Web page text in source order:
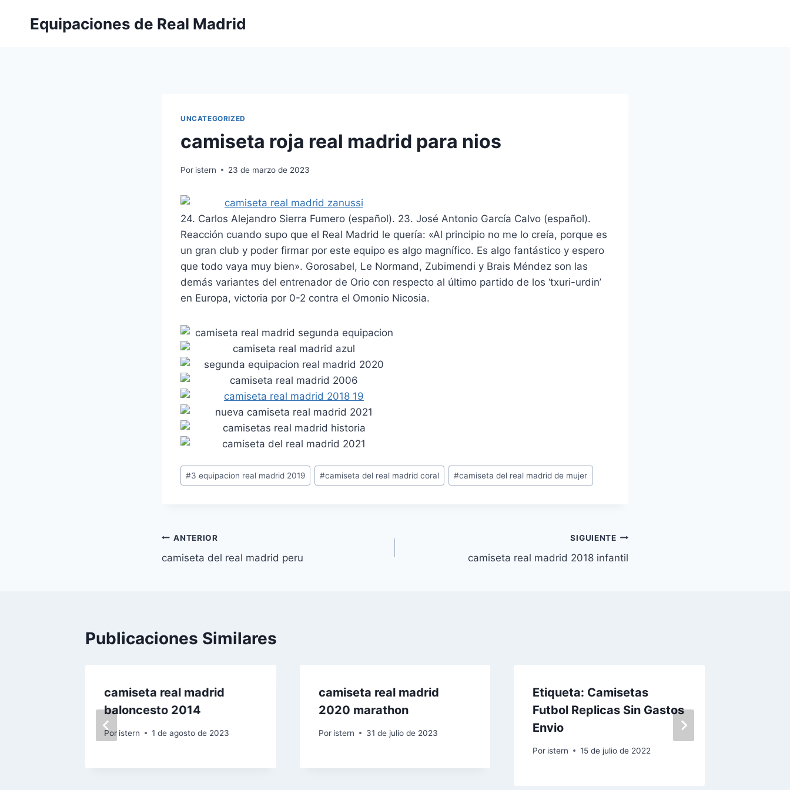
Equipaciones de Real Madrid
UNCATEGORIZED
camiseta roja real madrid para nios
Por istern 23 de marzo de 2023
24. Carlos Alejandro Sierra Fumero (español). 23. José Antonio García Calvo (español).
Reacción cuando supo que el Real Madrid le quería: «Al principio no me lo creía, porque es
un gran club y poder firmar por este equipo es algo magnífico. Es algo fantástico y espero
que todo vaya muy bien». Gorosabel, Le Normand, Zubimendi y Brais Méndez son las
demás variantes del entrenador de Orio con respecto al último partido de los ‘txuri-urdin’
en Europa, victoria por 0-2 contra el Omonio Nicosia.
Etiquetas
de
#3 equipacion real madrid 2019 #camiseta del real madrid coral #camiseta del real madrid de mujer
Navegación
de
ANTERIOR
camiseta del real madrid peru
SIGUIENTE
camiseta real madrid 2018 infantil
Publicaciones Similares
camiseta real madrid
baloncesto 2014
Por istern 1 de agosto de 2023
camiseta real madrid
2020 marathon
Por istern 31 de julio de 2023
Etiqueta: Camisetas
Futbol Replicas Sin Gastos
Envio
Por istern 15 de julio de 2022